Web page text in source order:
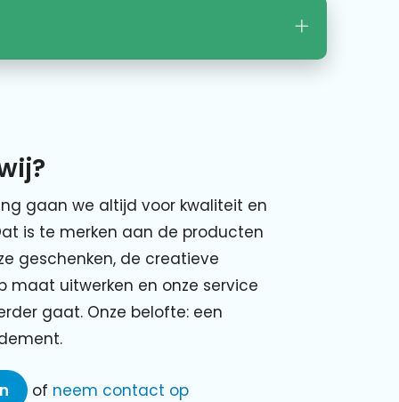
gaan we altijd voor kwaliteit en
is te merken aan de producten
geschenken, de creatieve
maat uitwerken en onze service
gaat. Onze belofte: een
of neem contact op